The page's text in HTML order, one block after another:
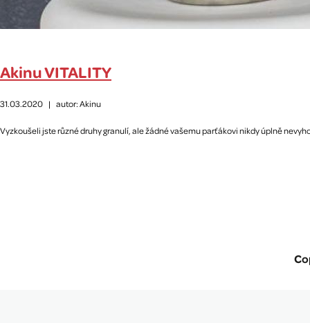
Akinu VITALITY
31.03.2020 | autor: Akinu
Vyzkoušeli jste různé druhy granulí, ale žádné vašemu parťákovi nikdy úplně